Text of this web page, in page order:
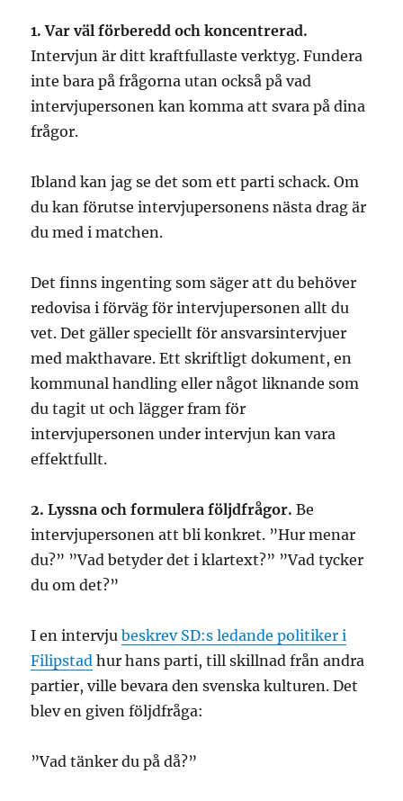
1. Var väl förberedd och koncentrerad.
Intervjun är ditt kraftfullaste verktyg. Fundera
inte bara på frågorna utan också på vad
intervjupersonen kan komma att svara på dina
frågor.
Ibland kan jag se det som ett parti schack. Om
du kan förutse intervjupersonens nästa drag är
du med i matchen.
Det finns ingenting som säger att du behöver
redovisa i förväg för intervjupersonen allt du
vet. Det gäller speciellt för ansvarsintervjuer
med makthavare. Ett skriftligt dokument, en
kommunal handling eller något liknande som
du tagit ut och lägger fram för
intervjupersonen under intervjun kan vara
effektfullt.
2. Lyssna och formulera följdfrågor. Be
intervjupersonen att bli konkret. ”Hur menar
du?” ”Vad betyder det i klartext?” ”Vad tycker
du om det?”
I en intervjubeskrev SD:s ledande politiker i
Filipstad hur hans parti, till skillnad från andra
partier, ville bevara den svenska kulturen. Det
blev en given följdfråga:
”Vad tänker du på då?”